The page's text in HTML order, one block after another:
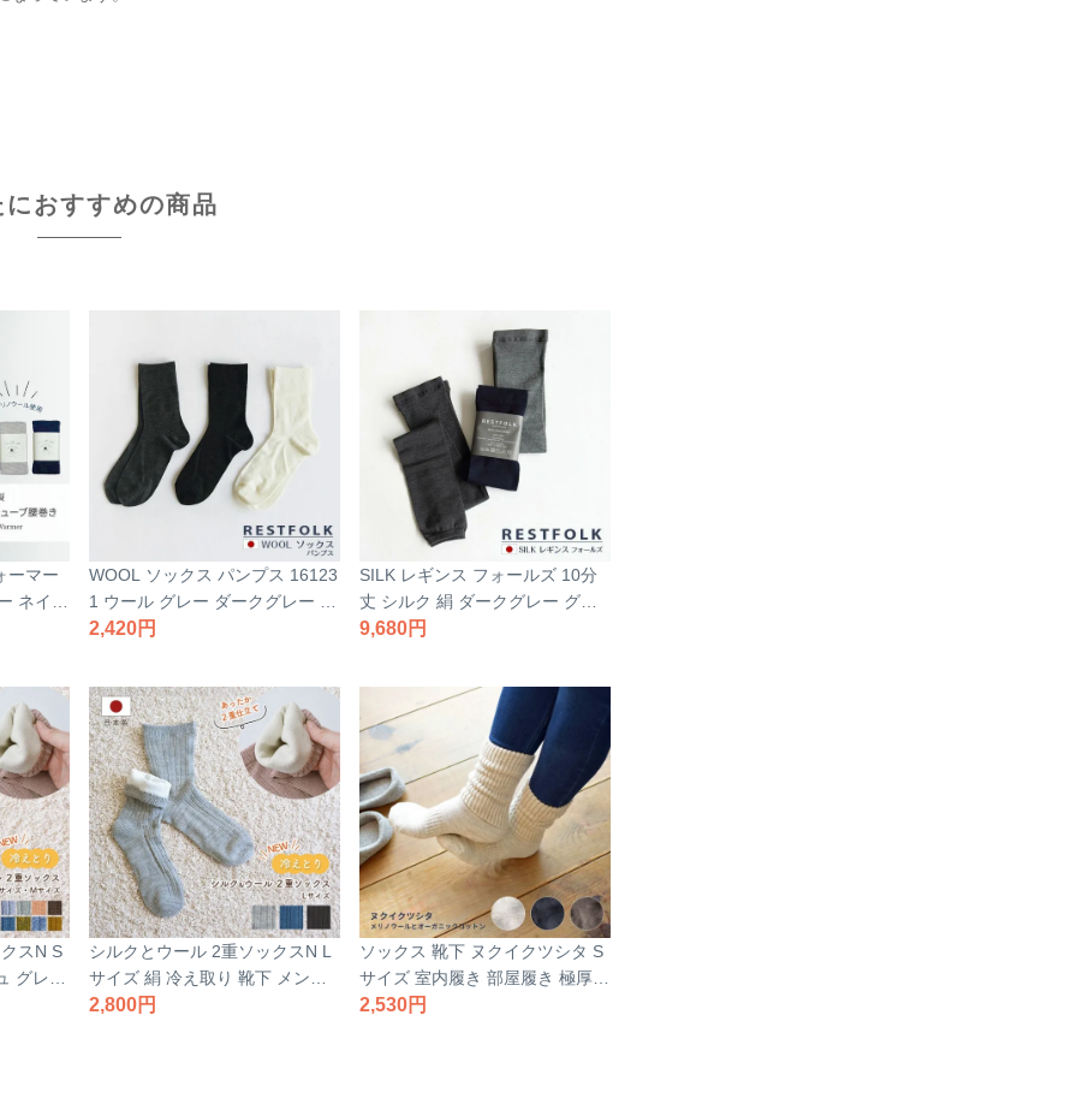
におすすめの商品
ーマー
ネイビ
WOOL ソックス パンプス 16123
1 ウール グレー ダークグレー ホ
ワイト 薄手 冷え取り 靴下 くつ
レストフォーク 日本製 【39】
2,420
SILK レギンス フォールズ 10分
丈 シルク 絹 ダークグレー グレ
ー ネイビー 冷え取り レディース
9,680
スN S
グレー
シルクとウール 2重ソックスN L
サイズ 絹 冷え取り 靴下 メンズ
レディース 日本製
2,800
ソックス 靴下 ヌクイクツシタ S
サイズ 室内履き 部屋履き 極厚
ウール コットン オーガニック く
2,530